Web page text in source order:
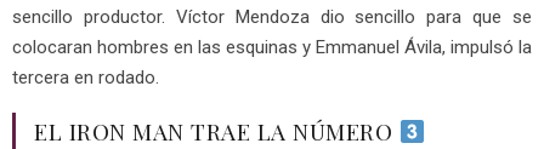
sencillo productor. Víctor Mendoza dio sencillo para que se
colocaran hombres en las esquinas y Emmanuel Ávila, impulsó la
tercera en rodado.
EL IRON MAN TRAE LA NÚMERO